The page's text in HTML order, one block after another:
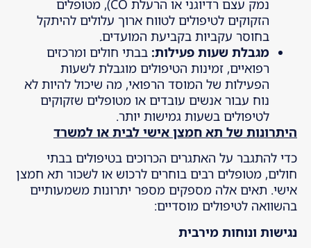
נמק עצם רדיוגני או הרעלת CO), מטופלים
הזקוקים לטיפולים לטווח ארוך עלולים להיתקל
בחוסר עקביות בקביעת המועדים.
מגבלת שעות פעילות: בבתי חולים ומרכזים
רפואיים, זמינות הטיפולים מוגבלת לשעות
הפעילות של המוסד הרפואי, מה שיכול להיות לא
נוח עבור אנשים עובדים או מטופלים שזקוקים
לטיפולים בשעות גמישות יותר.
היתרונות של תא חמצן אישי לבית או למשרד
כדי להתגבר על האתגרים הכרוכים בטיפולים בבתי
חולים, מטופלים רבים בוחרים לרכוש או לשכור תא חמצן
אישי. תאים אלה מספקים מספר יתרונות משמעותיים
בהשוואה לטיפולים מוסדיים:
נגישות ונוחות מירבית